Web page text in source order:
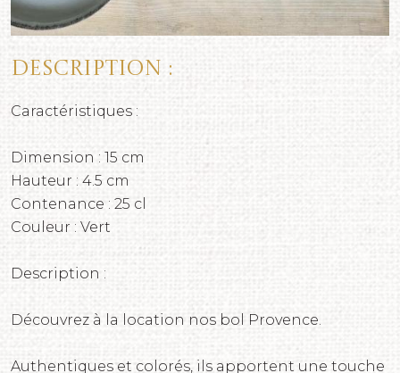
Description :
Caractéristiques :
Dimension : 15 cm
Hauteur : 4.5 cm
Contenance : 25 cl
Couleur : Vert
Description :
Découvrez à la location nos bol Provence.
Authentiques et colorés, ils apportent une touche